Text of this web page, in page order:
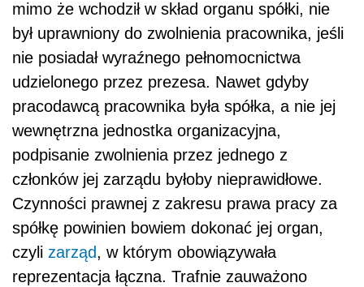
mimo że wchodził w skład organu spółki, nie
był uprawniony do zwolnienia pracownika, jeśli
nie posiadał wyraźnego pełnomocnictwa
udzielonego przez prezesa. Nawet gdyby
pracodawcą pracownika była spółka, a nie jej
wewnętrzna jednostka organizacyjna,
podpisanie zwolnienia przez jednego z
członków jej zarządu byłoby nieprawidłowe.
Czynności prawnej z zakresu prawa pracy za
spółkę powinien bowiem dokonać jej organ,
czyli zarząd, w którym obowiązywała
reprezentacja łączna. Trafnie zauważono